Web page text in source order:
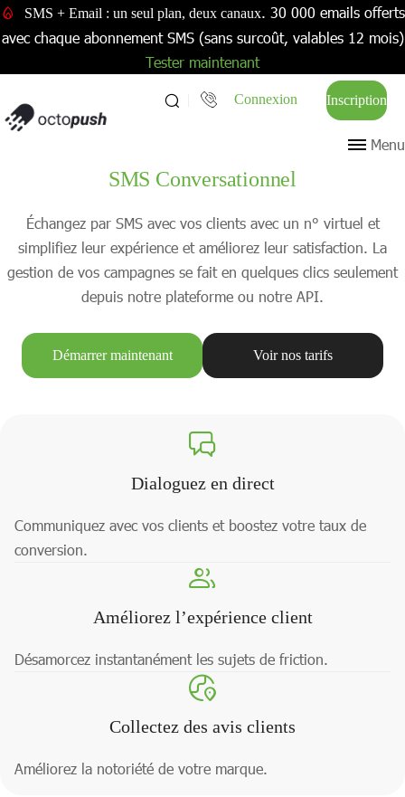
SMS + Email : un seul plan, deux canaux. 30 000 emails offerts
avec chaque abonnement SMS (sans surcoût, valables 12 mois)
Tester maintenant
Connexion Inscription
Menu
SMS Conversationnel
Échangez par SMS avec vos clients avec un n° virtuel et
simplifiez leur expérience et améliorez leur satisfaction. La
gestion de vos campagnes se fait en quelques clics seulement
depuis notre plateforme ou notre API.
Démarrer maintenant Voir nos tarifs
Dialoguez en direct
Communiquez avec vos clients et boostez votre taux de
conversion.
Améliorez l’expérience client
Désamorcez instantanément les sujets de friction.
Collectez des avis clients
Améliorez la notoriété de votre marque.